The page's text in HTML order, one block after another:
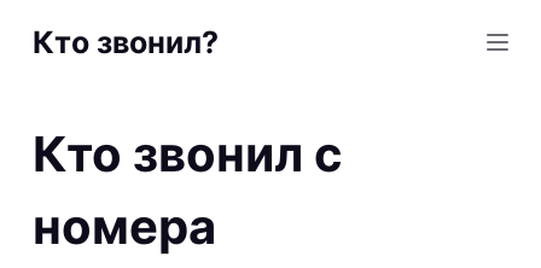
S
p
Кто звонил?
Кто звонил с
номера